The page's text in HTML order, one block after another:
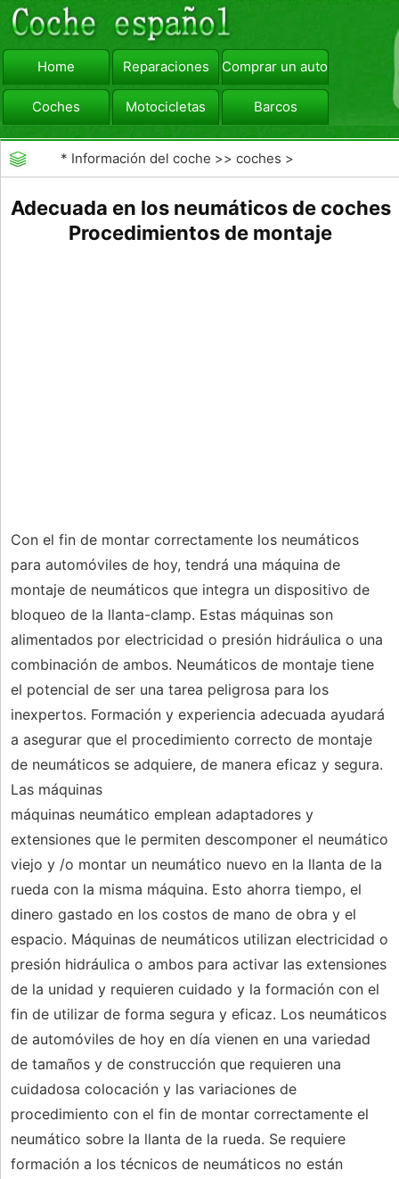
Home Reparaciones Comprar un automóvil
Coches Motocicletas Barcos
viajar Camiones
* Información del coche >>coches >
neumáticos
Adecuada en los neumáticos de coches
Procedimientos de montaje
Con el fin de montar correctamente los neumáticos
para automóviles de hoy, tendrá una máquina de
montaje de neumáticos que integra un dispositivo de
bloqueo de la llanta-clamp. Estas máquinas son
alimentados por electricidad o presión hidráulica o una
combinación de ambos. Neumáticos de montaje tiene
el potencial de ser una tarea peligrosa para los
inexpertos. Formación y experiencia adecuada ayudará
a asegurar que el procedimiento correcto de montaje
de neumáticos se adquiere, de manera eficaz y segura.
Las máquinas
máquinas neumático emplean adaptadores y
extensiones que le permiten descomponer el neumático
viejo y /o montar un neumático nuevo en la llanta de la
rueda con la misma máquina. Esto ahorra tiempo, el
dinero gastado en los costos de mano de obra y el
espacio. Máquinas de neumáticos utilizan electricidad o
presión hidráulica o ambos para activar las extensiones
de la unidad y requieren cuidado y la formación con el
fin de utilizar de forma segura y eficaz. Los neumáticos
de automóviles de hoy en día vienen en una variedad
de tamaños y de construcción que requieren una
cuidadosa colocación y las variaciones de
procedimiento con el fin de montar correctamente el
neumático sobre la llanta de la rueda. Se requiere
formación a los técnicos de neumáticos no están